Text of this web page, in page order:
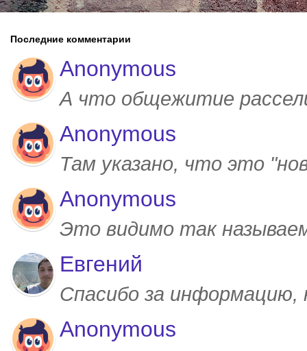
Последние комментарии
Anonymous
А что общежитие
Anonymous
Там указано, что это
Anonymous
Это видимо так
Евгений
Спасибо за
Anonymous